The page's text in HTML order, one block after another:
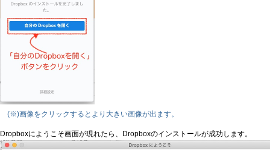
(※)画像をクリックするとより大きい画像が出ます。
Dropboxにようこそ画面が現れたら、Dropboxのインストールが成功します。